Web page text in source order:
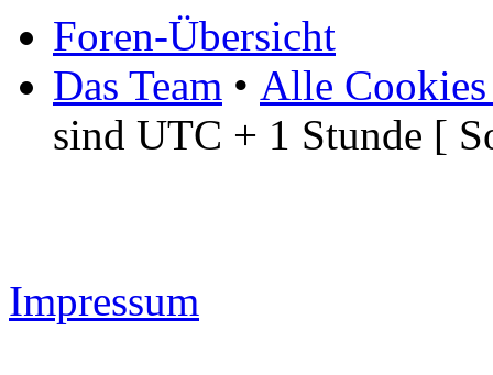
Foren-Übersicht
Das Team • Alle Cookies
sind UTC + 1 Stunde [
Impressum